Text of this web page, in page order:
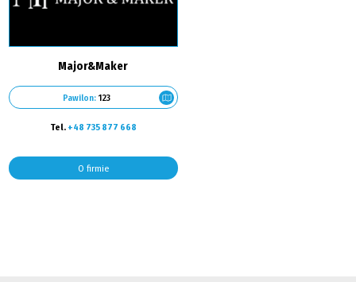
Major&Maker
Pawilon:123
Tel. +48 735 877 668
O firmie